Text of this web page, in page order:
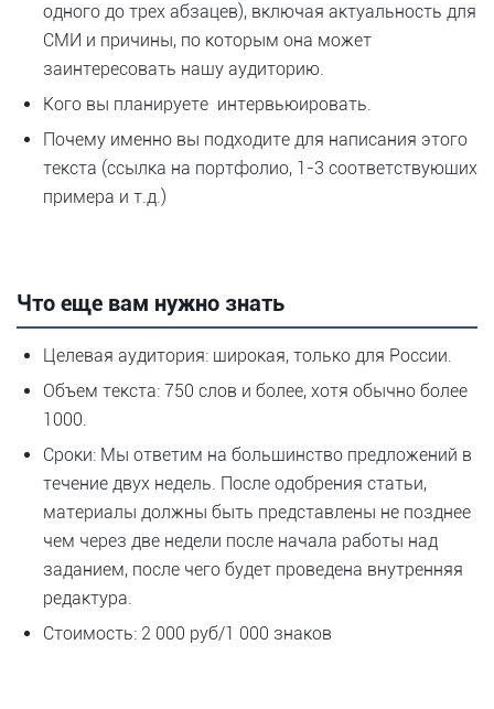
одного до трех абзацев), включая актуальность для
СМИ и причины, по которым она может
заинтересовать нашу аудиторию.
Кого вы планируете интервьюировать.
Почему именно вы подходите для написания этого
текста (ссылка на портфолио, 1-3 соответствующих
примера и т.д.)
Что еще вам нужно знать
Целевая аудитория: широкая, только для России.
Объем текста: 750 слов и более, хотя обычно более
1000.
Сроки: Мы ответим на большинство предложений в
течение двух недель. После одобрения статьи,
материалы должны быть представлены не позднее
чем через две недели после начала работы над
заданием, после чего будет проведена внутренняя
редактура.
Стоимость: 2 000 руб/1 000 знаков